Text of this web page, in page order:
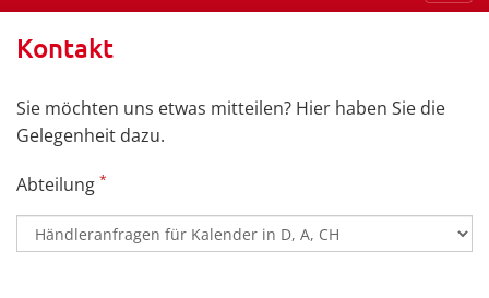
Kontakt
Sie möchten uns etwas mitteilen? Hier haben Sie die
Gelegenheit dazu.
Abteilung *